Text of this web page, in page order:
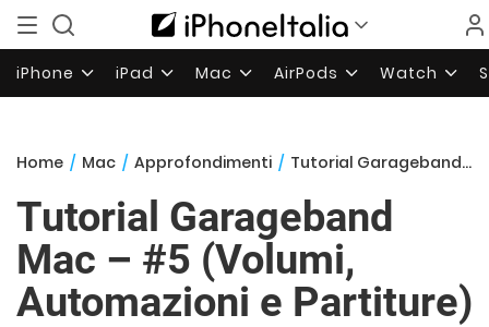
iPhone iPad Mac AirPods Watch
Home / Mac / Approfondimenti / Tutorial Garageband Mac – #5 (Volumi, Automazioni e Partiture)
Tutorial Garageband
Mac – #5 (Volumi,
Automazioni e Partiture)